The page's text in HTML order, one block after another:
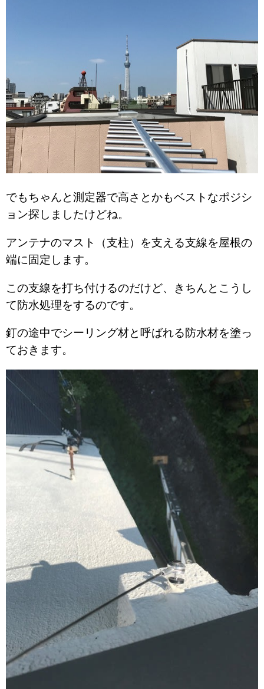
でもちゃんと測定器で高さとかもベストなポジシ
ョン探しましたけどね。
アンテナのマスト（支柱）を支える支線を屋根の
端に固定します。
この支線を打ち付けるのだけど、きちんとこうし
て防水処理をするのです。
釘の途中でシーリング材と呼ばれる防水材を塗っ
ておきます。